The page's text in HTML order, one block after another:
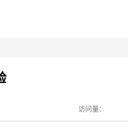
访问量：